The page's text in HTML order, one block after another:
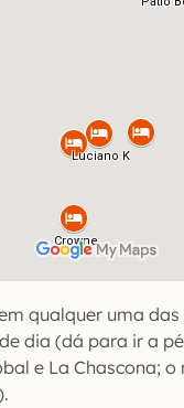
qualquer uma
dia (dá para ir a
e La Chascona;